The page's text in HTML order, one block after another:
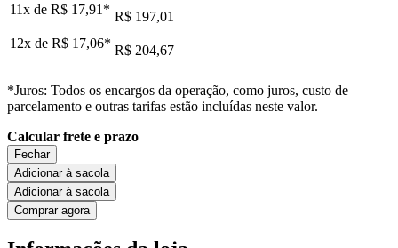
11x de R$ 17,91 * R$ 197,01
12x de R$ 17,06* R$ 204,67
*Juros: Todos os encargos da operação, como juros, custo de
parcelamento e outras tarifas estão incluídas neste valor.
Calcular frete e prazo
Fechar
Adicionar à sacola
Adicionar à sacola
Comprar agora